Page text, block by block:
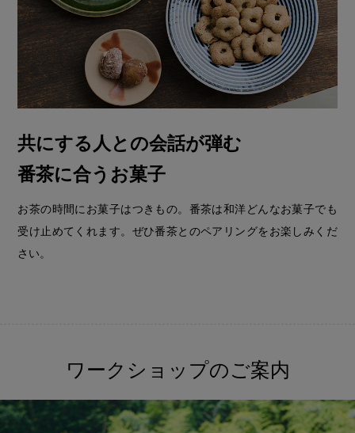
共にする人との会話が弾む
番茶に合うお菓子
お茶の時間にお菓子はつきもの。番茶は和洋どんなお菓子でも
受け止めてくれます。ぜひ番茶とのペアリングをお楽しみくだ
さい。
ワークショップのご案内